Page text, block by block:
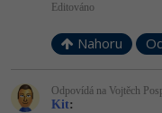
Editováno
Nahoru
Odpovídá na Vojtěch
Kit: